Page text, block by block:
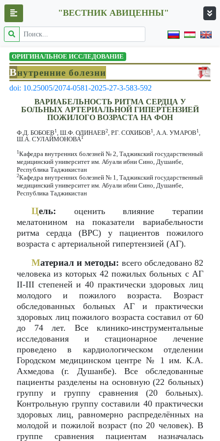
"ВЕСТНИК АВИЦЕННЫ"
ОРИГИНАЛЬНОЕ ИССЛЕДОВАНИЕ
Внутренние болезни
doi: 10.25005/2074-0581-2025-27-3-583-592
ВАРИАБЕЛЬНОСТЬ РИТМА СЕРДЦА У
БОЛЬНЫХ АРТЕРИАЛЬНОЙ ГИПЕРТЕНЗИЕЙ
ПОЖИЛОГО ВОЗРАСТА НА ФОН
Ф.Д. БОБОЕВ1, Ш.Ф. ОДИНАЕВ2, Р.Г. СОХИБОВ1, А.А. УМАРОВ1,
Ш.А. СУЛАЙМОНОВА1
1Кафедра внутренних болезней № 2, Таджикский государственный
медицинский университет им. Абуали ибни Сино, Душанбе,
Республика Таджикистан
2Кафедра внутренних болезней № 1, Таджикский государственный
медицинский университет им. Абуали ибни Сино, Душанбе,
Республика Таджикистан
Цель: оценить влияние терапии
мелатонином на показатели вариабельности
ритма сердца (ВРС) у пациентов пожилого
возраста с артериальной гипертензией (АГ).
Материал и методы: всего обследовано 82
человека из которых 42 пожилых больных с АГ
II-III степеней и 40 практически здоровых лиц
молодого и пожилого возраста. Возраст
обследованных больных АГ и практически
здоровых лиц пожилого возраста составил от 60
до 74 лет. Все клинико-инструментальные
исследования и стационарное лечение
проведено в кардиологическом отделении
Городском медицинском центре № 1 им. К.А.
Ахмедова (г. Душанбе). Все обследованные
пациенты разделены на основную (22 больных)
группу и группу сравнения (20 больных).
Контрольную группу составили 40 практически
здоровых лиц, равномерно распределённых на
молодой и пожилой возраст (по 20 человек). В
группе сравнения пациентам назначалась